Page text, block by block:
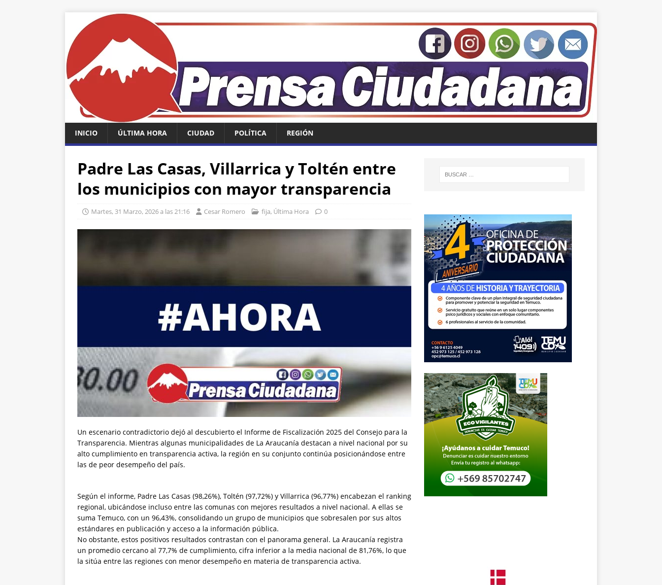
INICIO ÚLTIMA HORA CIUDAD POLÍTICA REGIÓN
Padre Las Casas, Villarrica y Toltén entre
los municipios con mayor transparencia
Martes, 31 Marzo, 2026 a las 21:16 Cesar Romero fija, Última Hora 0
Un escenario contradictorio dejó al descubierto el Informe de Fiscalización 2025 del Consejo para la
Transparencia. Mientras algunas municipalidades de La Araucanía destacan a nivel nacional por su
alto cumplimiento en transparencia activa, la región en su conjunto continúa posicionándose entre
las de peor desempeño del país.
Según el informe, Padre Las Casas (98,26%), Toltén (97,72%) y Villarrica (96,77%) encabezan el ranking
regional, ubicándose incluso entre las comunas con mejores resultados a nivel nacional. A ellas se
suma Temuco, con un 96,43%, consolidando un grupo de municipios que sobresalen por sus altos
estándares en publicación y acceso a la información pública.
No obstante, estos positivos resultados contrastan con el panorama general. La Araucanía registra
un promedio cercano al 77,7% de cumplimiento, cifra inferior a la media nacional de 81,76%, lo que
la sitúa entre las regiones con menor desempeño en materia de transparencia activa.